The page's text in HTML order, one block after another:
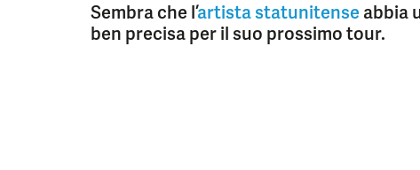
Sembra che l’artista statunitense abbia
ben precisa per il suo prossimo tour.